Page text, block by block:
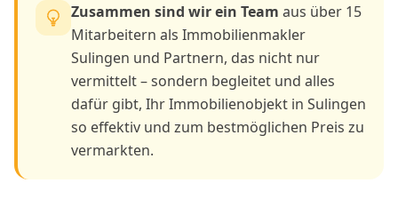
Zusammen sind wir ein Team aus über 15
Mitarbeitern als Immobilienmakler
Sulingen und Partnern, das nicht nur
vermittelt – sondern begleitet und alles
dafür gibt, Ihr Immobilienobjekt in Sulingen
so effektiv und zum bestmöglichen Preis zu
vermarkten.